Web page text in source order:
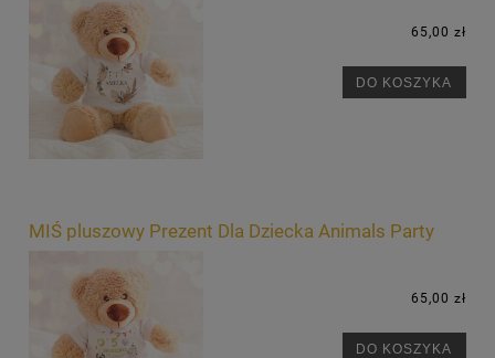
65,00 zł
DO KOSZYKA
MIŚ pluszowy Prezent Dla Dziecka Animals Party
65,00 zł
DO KOSZYKA